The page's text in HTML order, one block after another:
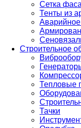
Сетка
Тенты из
Аварийное
Строительное
Тепловые
Тачки